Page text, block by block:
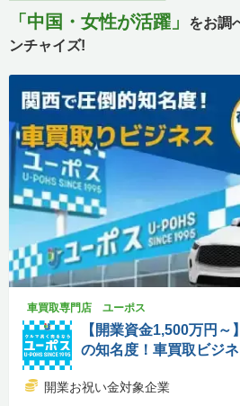
「中国・女性が活躍」
をお調
ンチャイズ!
車買取専門店 ユーポス
【開業資金1,500万円
の知名度！車買取ビジネ
開業お祝い金対象企業